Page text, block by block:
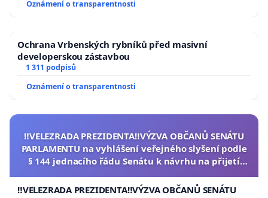
Oznámení o transparentnosti
Ochrana Vrbenských rybníků před masivní
developerskou zástavbou
1 311 podpisů
Oznámení o transparentnosti
‼️VELEZRADA PREZIDENTA‼️VÝZVA OBČANŮ SENÁTU
PARLAMENTU na vyhlášení veřejného slyšení podle
§ 144 jednacího řádu Senátu k návrhu na přijetí
republiky
‼️VELEZRADA PREZIDENTA‼️VÝZVA OBČANŮ SENÁTU